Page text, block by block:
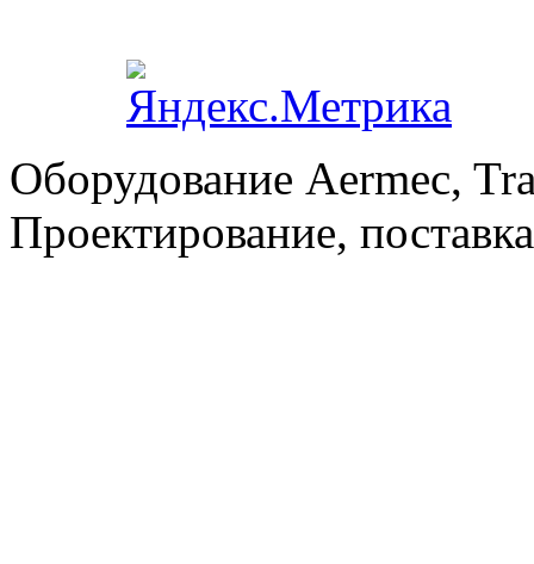
Оборудование Aermec,
Проектирование,